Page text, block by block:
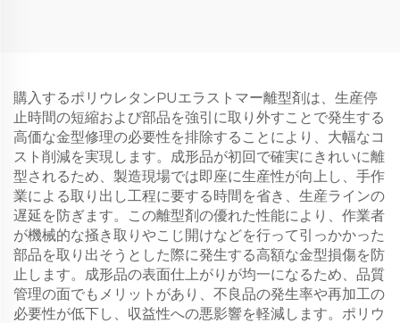
購入するポリウレタンPUエラストマー離型剤は、生産停
止時間の短縮および部品を強引に取り外すことで発生する
高価な金型修理の必要性を排除することにより、大幅なコ
スト削減を実現します。成形品が初回で確実にきれいに離
型されるため、製造現場では即座に生産性が向上し、手作
業による取り出し工程に要する時間を省き、生産ラインの
遅延を防ぎます。この離型剤の優れた性能により、作業者
が機械的な掻き取りやこじ開けなどを行って引っかかった
部品を取り出そうとした際に発生する高額な金型損傷を防
止します。成形品の表面仕上がりが均一になるため、品質
管理の面でもメリットがあり、不良品の発生率や再加工の
必要性が低下し、収益性への悪影響を軽減します。ポリウ